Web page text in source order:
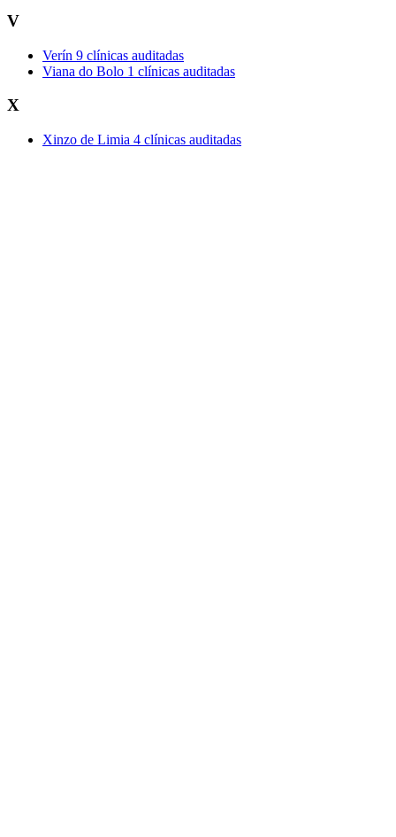
V
Verín 9 clínicas auditadas
Viana do Bolo 1 clínicas auditadas
X
Xinzo de Limia 4 clínicas auditadas